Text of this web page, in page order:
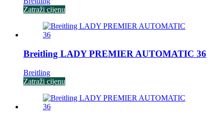
Zatraži cijenu
Breitling LADY PREMIER AUTOMATIC 36
Breitling
Zatraži cijenu